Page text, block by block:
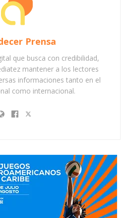
Prensa
que busca con credibilidad,
mantener a los lectores
informaciones tanto en el
como internacional.